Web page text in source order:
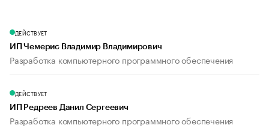
ДЕЙСТВУЕТ
ИП Чемерис Владимир Владимирович
Разработка компьютерного программного обеспечения
ДЕЙСТВУЕТ
ИП Редреев Данил Сергеевич
Разработка компьютерного программного обеспечения